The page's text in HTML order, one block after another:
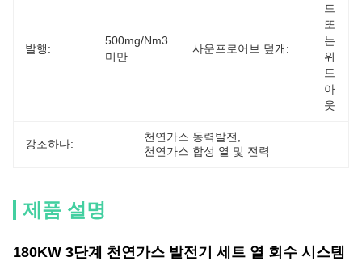
발행:
500mg/nm3
미만
사운프로어브 덮개:
드
또
는
위
드
아
웃
강조하다:
천연가스 동력발전
천연가스 합성 열 및 전력
제품 설명
180KW 3단계 천연가스 발전기 세트 열 회수 시스템